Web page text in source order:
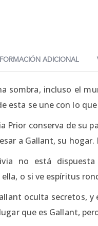
ADICIONAL
sombra, incluso el
esta se une con lo
Prior conserva de su
a Gallant, su
no está
o si ve espíritus
oculta secretos,
que es Gallant,